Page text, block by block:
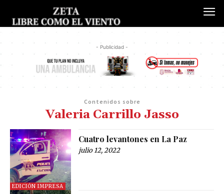
- Publicidad -
Contenidos sobre
Valeria Carrillo Jasso
EDICIÓN IMPRESA
Cuatro levantones en La Paz
julio 12, 2022